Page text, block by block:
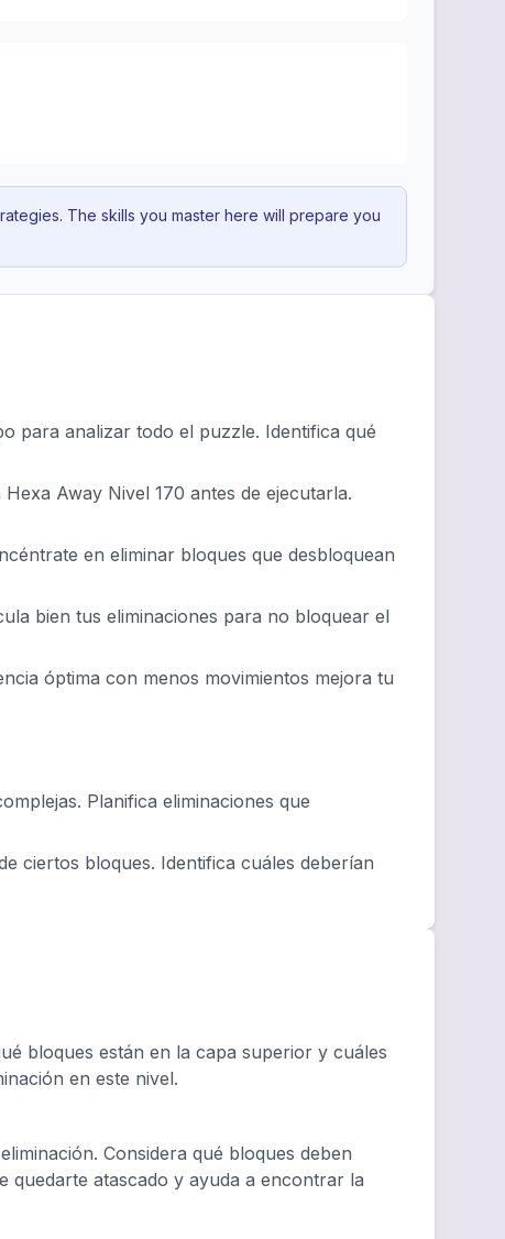
The skills you master here will prepare you
para analizar todo el puzzle. Identifica qué
Away Nivel 170 antes de ejecutarla.
en eliminar bloques que desbloquean
bien tus eliminaciones para no bloquear el
óptima con menos movimientos mejora tu
Planifica eliminaciones que
ciertos bloques. Identifica cuáles deberían
bloques están en la capa superior y cuáles
en este nivel.
Considera qué bloques deben
quedarte atascado y ayuda a encontrar la